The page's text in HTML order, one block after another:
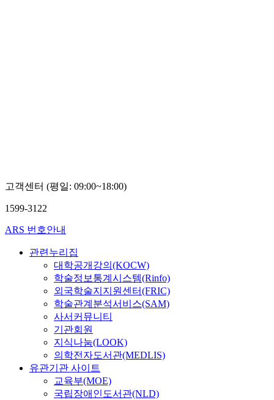
고객센터 (평일: 09:00~18:00)
1599-3122
ARS 번호안내
관련누리집
대학공개강의(KOCW)
학술정보통계시스템(Rinfo)
외국학술지지원센터(FRIC)
학술관계분석서비스(SAM)
사서커뮤니티
기관회원
지식나눔(LOOK)
의학전자도서관(MEDLIS)
유관기관 사이트
교육부(MOE)
국립장애인도서관(NLD)